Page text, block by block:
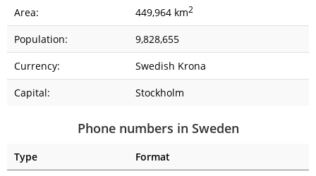
Area:
449,964 km2
Population:
9,828,655
Currency:
Swedish Krona
Capital:
Stockholm
Phone numbers in Sweden
Type
Format